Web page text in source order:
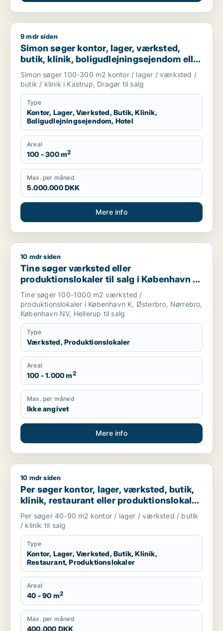
Simon søger kontor, lager, værksted, butik, klinik,
9 mdr siden
Simon søger kontor, lager, værksted,
butik, klinik, boligudlejningsejendom eller
hotel til salg i Kastrup eller Dragør
Simon søger 100-300 m2 kontor / lager / værksted /
butik / klinik i Kastrup, Dragør til salg
Type
Kontor, Lager, Værksted, Butik, Klinik,
Boligudlejningsejendom, Hotel
Areal
100 - 300 m2
Max. per måned
5.000.000 DKK
Mere info
Tine søger værksted eller produktionslokaler til salg i
10 mdr siden
Tine søger værksted eller
produktionslokaler til salg i København K,
Østerbro eller Nørrebro m.fl.
Tine søger 100-1000 m2 værksted /
produktionslokaler i København K, Østerbro, Nørrebro,
København NV, Hellerup til salg
Type
Værksted, Produktionslokaler
Areal
100 - 1.000 m2
Max. per måned
Ikke angivet
Mere info
Per søger kontor, lager, værksted, butik, klinik, restaurant
10 mdr siden
Per søger kontor, lager, værksted, butik,
klinik, restaurant eller produktionslokaler
til salg i Frederiksberg, København NV
eller Valby m.fl.
Per søger 40-90 m2 kontor / lager / værksted / butik
/ klinik til salg
Type
Kontor, Lager, Værksted, Butik, Klinik,
Restaurant, Produktionslokaler
Areal
40 - 90 m2
Max. per måned
400.000 DKK